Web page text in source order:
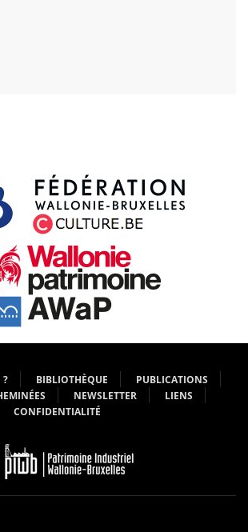
? BIBLIOTHÈQUE
PUBLICATIONS
NEWSLETTER
LIENS
CONFIDENTIALITÉ